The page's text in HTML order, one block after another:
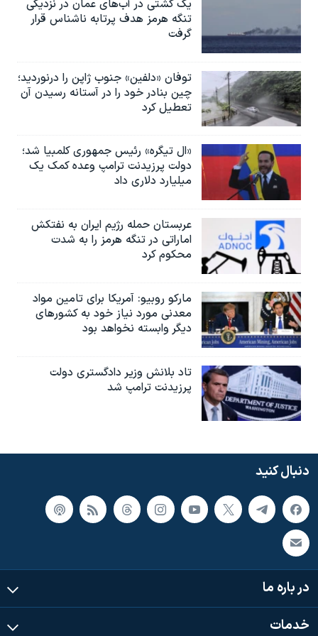
یک کشتی در آب‌های عمان در نزدیکی
تنگه هرمز هدف پرتابه ناشناس قرار
گرفت
توفان «دلفین» جنوب ژاپن را درنوردید؛
چین بنادر خود را در آستانه رسیدن آن
تعطیل کرد
«ال تیگره» رئیس جمهوری کلمبیا شد؛
دولت پرزیدنت ترامپ وعده کمک یک
میلیارد دلاری داد
عربستان حمله رژیم ایران به نفتکش
اماراتی در تنگه هرمز را به‌ شدت
محکوم کرد
مارکو روبیو: آمریکا برای تامین مواد
معدنی مورد نیاز خود به کشورهای
دیگر وابسته نخواهد بود
تاد بلانش وزیر دادگستری دولت
پرزیدنت ترامپ شد
دنبال کنید
در باره ما
خدمات